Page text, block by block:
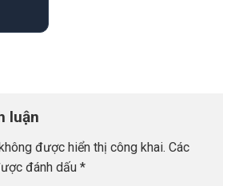
luận
được hiển thị công khai. Các
đánh dấu *